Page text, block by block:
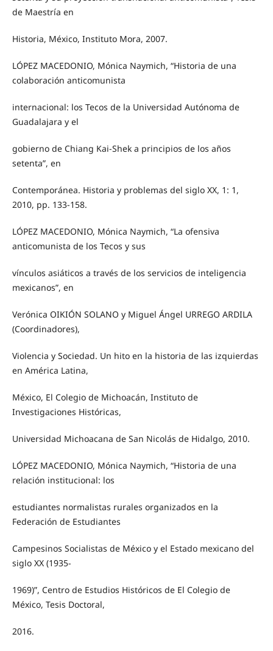
de Maestría en
Historia, México, Instituto Mora, 2007.
LÓPEZ MACEDONIO, Mónica Naymich, “Historia de una
colaboración anticomunista
internacional: los Tecos de la Universidad Autónoma de
Guadalajara y el
gobierno de Chiang Kai-Shek a principios de los años
setenta”, en
Contemporánea. Historia y problemas del siglo XX, 1: 1,
2010, pp. 133-158.
LÓPEZ MACEDONIO, Mónica Naymich, “La ofensiva
anticomunista de los Tecos y sus
vínculos asiáticos a través de los servicios de inteligencia
mexicanos”, en
Verónica OIKIÓN SOLANO y Miguel Ángel URREGO ARDILA
(Coordinadores),
Violencia y Sociedad. Un hito en la historia de las izquierdas
en América Latina,
México, El Colegio de Michoacán, Instituto de
Investigaciones Históricas,
Universidad Michoacana de San Nicolás de Hidalgo, 2010.
LÓPEZ MACEDONIO, Mónica Naymich, “Historia de una
relación institucional: los
estudiantes normalistas rurales organizados en la
Federación de Estudiantes
Campesinos Socialistas de México y el Estado mexicano del
siglo XX (1935-
1969)”, Centro de Estudios Históricos de El Colegio de
México, Tesis Doctoral,
2016.